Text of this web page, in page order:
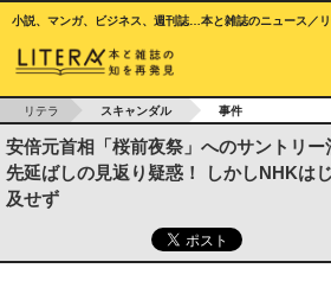
小説、マンガ、ビジネス、週刊誌…本と雑誌のニュース／
リテラ スキャンダル 事件
安倍元首相「桜前夜祭」へのサントリ
先延ばしの見返り疑惑！ しかしNHKは
及せず